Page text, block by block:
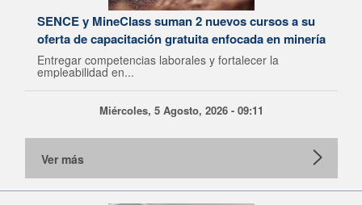
SENCE y MineClass suman 2 nuevos cursos a su
oferta de capacitación gratuita enfocada en minería
Entregar competencias laborales y fortalecer la
empleabilidad en...
Miércoles, 5 Agosto, 2026 - 09:11
Ver más